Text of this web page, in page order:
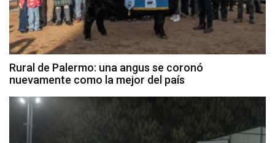
Rural de Palermo: una angus se coronó
nuevamente como la mejor del país